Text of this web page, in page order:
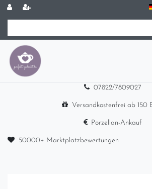
07822/7809027
Versandkostenfrei ab 150
Porzellan-Ankauf
50000+ Marktplatzbewertungen